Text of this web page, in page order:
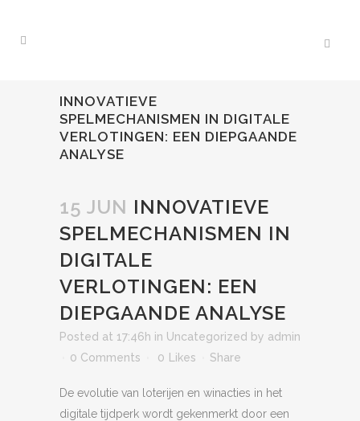
INNOVATIEVE
SPELMECHANISMEN IN DIGITALE
VERLOTINGEN: EEN DIEPGAANDE
ANALYSE
15 JUN INNOVATIEVE
SPELMECHANISMEN IN
DIGITALE
VERLOTINGEN: EEN
DIEPGAANDE ANALYSE
Posted at 17:46h in Uncategorized by admin
0 Comments
0 Likes Share
De evolutie van loterijen en winacties in het
digitale tijdperk wordt gekenmerkt door een